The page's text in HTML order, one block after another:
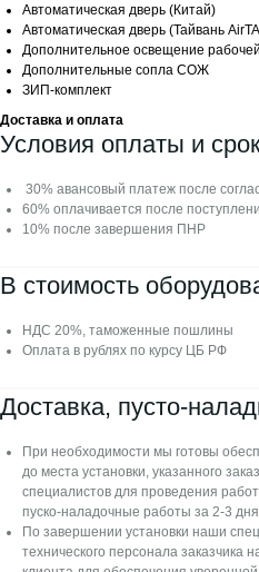
Автоматическая дверь (Китай)
Автоматическая дверь (Тайвань
Дополнительное освещение
Дополнительные сопла СОЖ
ЗИП-комплект
Доставка и оплата
Условия оплаты и
30% авансовый платеж после
60% оплачивается после
10% после завершения ПНР
В стоимость
НДС 20%, таможенные пошлины
Оплата в рублях по курсу ЦБ РФ
Доставка, пусто-
При необходимости мы готовы
до места установки, указанного
специалистов для проведения
пуско-наладочные работы за 2-3 дня
По завершении установки наши
технического персонала заказчика
Фрезерные и токарные станки по металлу из
О компании
Сервис и гарантии
Производители
О нас
Токарные станки